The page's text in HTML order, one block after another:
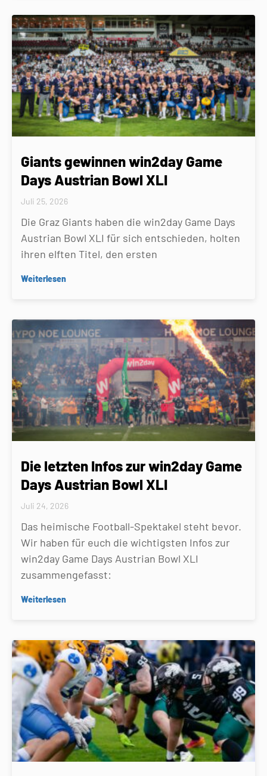
Giants gewinnen win2day Game
Days Austrian Bowl XLI
Juli 25, 2026
Die Graz Giants haben die win2day Game Days
Austrian Bowl XLI für sich entschieden, holten
ihren elften Titel, den ersten
Weiterlesen
Die letzten Infos zur win2day Game
Days Austrian Bowl XLI
Juli 24, 2026
Das heimische Football-Spektakel steht bevor.
Wir haben für euch die wichtigsten Infos zur
win2day Game Days Austrian Bowl XLI
zusammengefasst:
Weiterlesen